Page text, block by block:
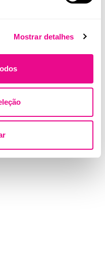
Mostrar detalhes
científico